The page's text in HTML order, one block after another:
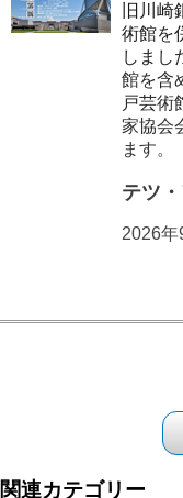
旧川
術館を
しまし
館を含
戸芸術
家協会
ます。
テツ
2026年
関連カテゴリー